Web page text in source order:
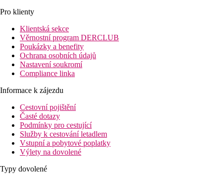
Pro klienty
Klientská sekce
Věrnostní program DERCLUB
Poukázky a benefity
Ochrana osobních údajů
Nastavení soukromí
Compliance linka
Informace k zájezdu
Cestovní pojištění
Časté dotazy
Podmínky pro cestující
Služby k cestování letadlem
Vstupní a pobytové poplatky
Výlety na dovolené
Typy dovolené